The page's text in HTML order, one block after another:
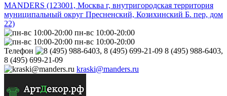
MANDERS (123001, Москва г, внутригородская территория
муниципальный округ Пресненский, Козихинский Б. пер, дом
22)
пн-вс 10:00-20:00
пн-вс 10:00-20:00
Телефон
8 (495) 988-6403,
8 (495) 699-21-09
kraski@manders.ru